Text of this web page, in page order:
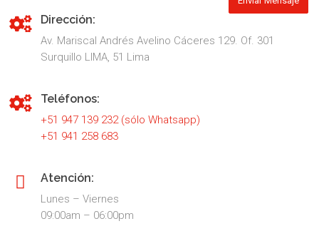
Dirección:
Av. Mariscal Andrés Avelino Cáceres 129. Of. 301
Surquillo LIMA, 51 Lima
Teléfonos:
+51 947 139 232 (sólo Whatsapp)
+51 941 258 683
Atención:
Lunes – Viernes
09:00am – 06:00pm